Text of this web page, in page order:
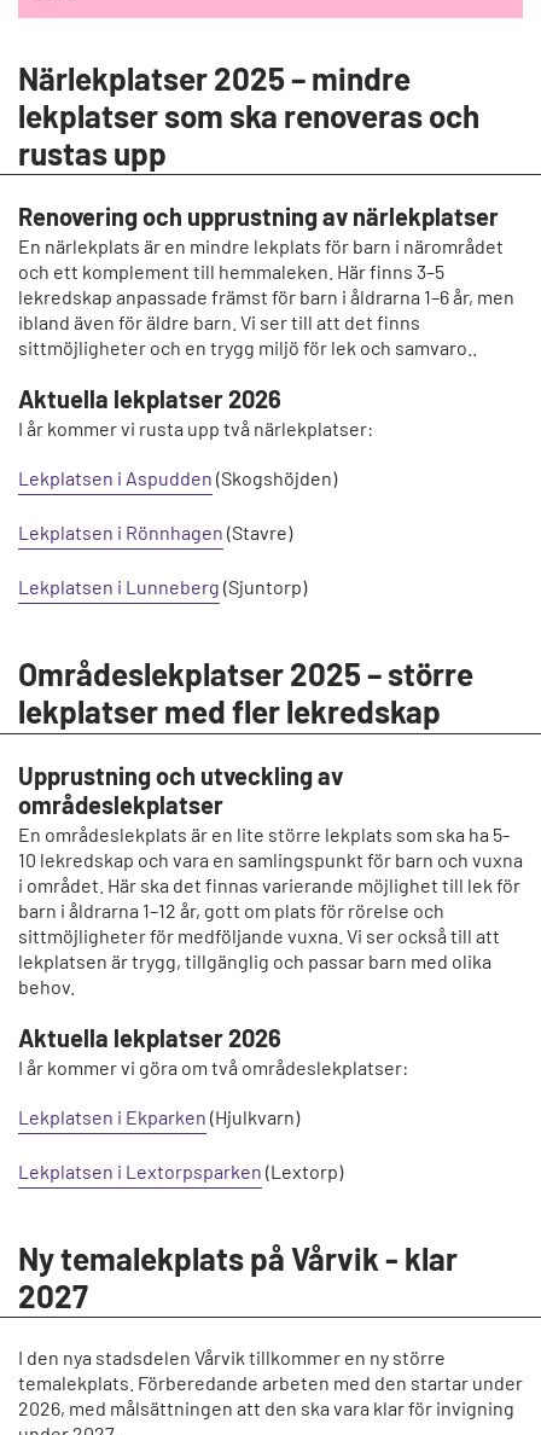
Närlekplatser 2025 – mindre
lekplatser som ska renoveras och
rustas upp
Renovering och upprustning av närlekplatser
En närlekplats är en mindre lekplats för barn i närområdet
och ett komplement till hemmaleken. Här finns 3–5
lekredskap anpassade främst för barn i åldrarna 1–6 år, men
ibland även för äldre barn. Vi ser till att det finns
sittmöjligheter och en trygg miljö för lek och samvaro..
Aktuella lekplatser 2026
I år kommer vi rusta upp två närlekplatser:
Lekplatsen i Aspudden (Skogshöjden)
Lekplatsen i Rönnhagen (Stavre)
Lekplatsen i Lunneberg (Sjuntorp)
Områdeslekplatser 2025 – större
lekplatser med fler lekredskap
Upprustning och utveckling av
områdeslekplatser
En områdeslekplats är en lite större lekplats som ska ha 5-
10 lekredskap och vara en samlingspunkt för barn och vuxna
i området. Här ska det finnas varierande möjlighet till lek för
barn i åldrarna 1–12 år, gott om plats för rörelse och
sittmöjligheter för medföljande vuxna. Vi ser också till att
lekplatsen är trygg, tillgänglig och passar barn med olika
behov.
Aktuella lekplatser 2026
I år kommer vi göra om två områdeslekplatser:
Lekplatsen i Ekparken (Hjulkvarn)
Lekplatsen i Lextorpsparken (Lextorp)
Ny temalekplats på Vårvik - klar
2027
I den nya stadsdelen Vårvik tillkommer en ny större
temalekplats. Förberedande arbeten med den startar under
2026, med målsättningen att den ska vara klar för invigning